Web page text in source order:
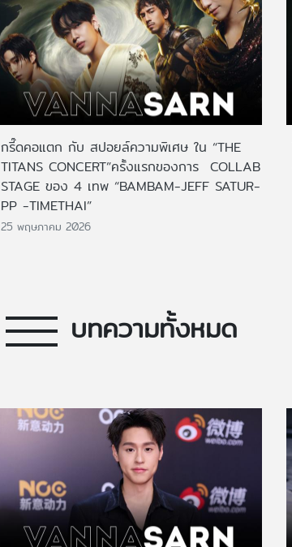
กรี๊ดคอแตก กับ สปอยล์ความพิเศษ ใน “THE
TITANS CONCERT”ครั้งแรกของการ COLLAB
STAGE ของ 4 เทพ “BAMBAM-JEFF SATUR-
PP -TIMETHAI”
25 พฤษภาคม 2026
บทความทั้งหมด